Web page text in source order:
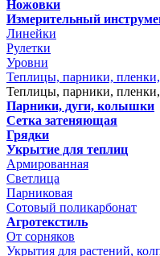
Ножовки
Измерительный
Линейки
Рулетки
Уровни
Теплицы, парники, пленки,
Теплицы, парники, пленки,
Парники, дуги, колышки
Сетка затеняющая
Грядки
Укрытие для теплиц
Армированная
Светлица
Парниковая
Сотовый поликарбонат
Агротекстиль
От сорняков
Укрытия для растений,